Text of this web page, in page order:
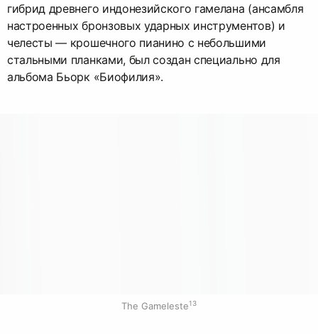
гибрид древнего индонезийского гамелана (ансамбля
настроенных бронзовых ударных инструментов) и
челесты — крошечного пианино с небольшими
стальными планками, был создан специально для
альбома Бьорк «Биофилия».
The Gameleste13